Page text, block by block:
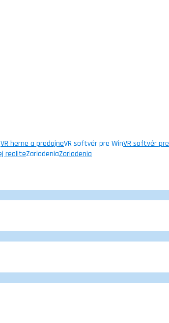
VR herne a predajneVR softvér pre WinVR softvér
realiteZariadeniaZariadenia